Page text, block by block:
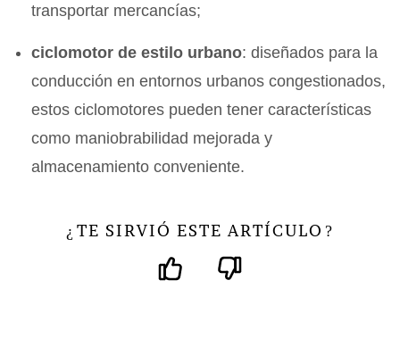
transportar mercancías;
ciclomotor de estilo urbano: diseñados para la
conducción en entornos urbanos congestionados,
estos ciclomotores pueden tener características
como maniobrabilidad mejorada y
almacenamiento conveniente.
¿ TE SIRVIÓ ESTE ARTÍCULO ?